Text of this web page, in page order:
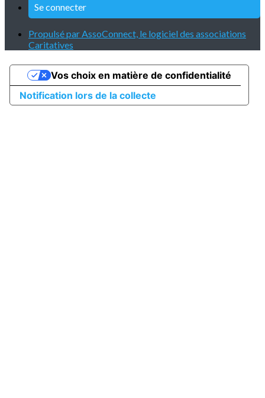
Se connecter
Propulsé par AssoConnect, le logiciel des associations
Caritatives
Notification lors de la collecte
Vos choix en matière de confidentialité